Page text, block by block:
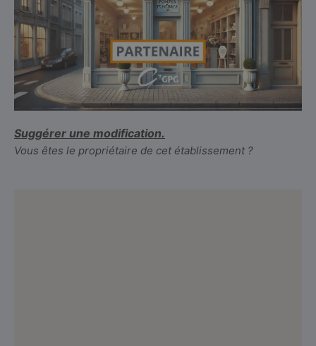
Suggérer une modification.
Vous êtes le propriétaire de cet établissement ?